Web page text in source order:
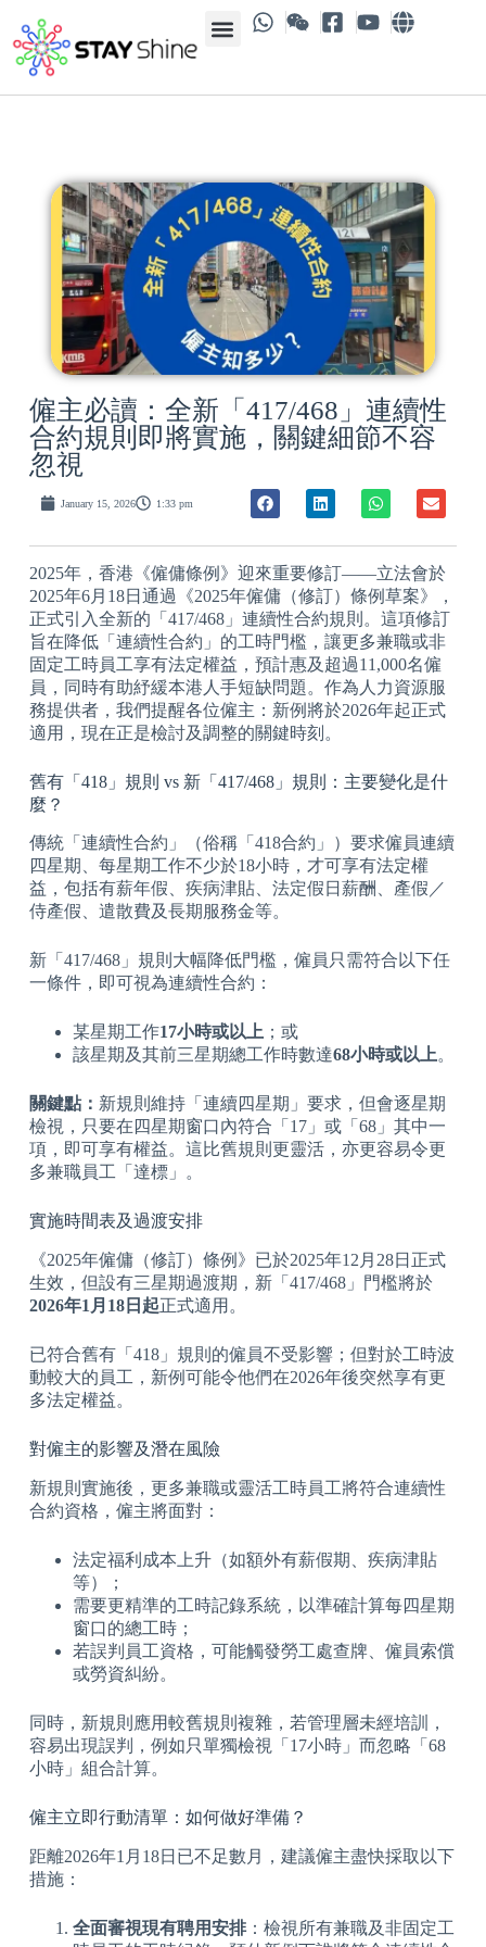
僱主必讀：全新「417/468」連續性
合約規則即將實施，關鍵細節不容
忽視
January 15, 2026 1:33 pm
2025年，香港《僱傭條例》迎來重要修訂——立法會於
2025年6月18日通過《2025年僱傭（修訂）條例草案》，
正式引入全新的「417/468」連續性合約規則。這項修訂
旨在降低「連續性合約」的工時門檻，讓更多兼職或非
固定工時員工享有法定權益，預計惠及超過11,000名僱
員，同時有助紓緩本港人手短缺問題。作為人力資源服
務提供者，我們提醒各位僱主：新例將於2026年起正式
適用，現在正是檢討及調整的關鍵時刻。
舊有「418」規則 vs 新「417/468」規則：主要變化是什
麼？
傳統「連續性合約」（俗稱「418合約」）要求僱員連續
四星期、每星期工作不少於18小時，才可享有法定權
益，包括有薪年假、疾病津貼、法定假日薪酬、產假／
侍產假、遣散費及長期服務金等。
新「417/468」規則大幅降低門檻，僱員只需符合以下任
一條件，即可視為連續性合約：
某星期工作17小時或以上；或
該星期及其前三星期總工作時數達68小時或以上。
關鍵點： 新規則維持「連續四星期」要求，但會逐星期
檢視，只要在四星期窗口內符合「17」或「68」其中一
項，即可享有權益。這比舊規則更靈活，亦更容易令更
多兼職員工「達標」。
實施時間表及過渡安排
《2025年僱傭（修訂）條例》已於2025年12月28日正式
生效，但設有三星期過渡期，新「417/468」門檻將於
2026年1月18日起正式適用。
已符合舊有「418」規則的僱員不受影響；但對於工時波
動較大的員工，新例可能令他們在2026年後突然享有更
多法定權益。
對僱主的影響及潛在風險
新規則實施後，更多兼職或靈活工時員工將符合連續性
合約資格，僱主將面對：
法定福利成本上升（如額外有薪假期、疾病津貼
等）；
需要更精準的工時記錄系統，以準確計算每四星期
窗口的總工時；
若誤判員工資格，可能觸發勞工處查牌、僱員索償
或勞資糾紛。
同時，新規則應用較舊規則複雜，若管理層未經培訓，
容易出現誤判，例如只單獨檢視「17小時」而忽略「68
小時」組合計算。
僱主立即行動清單：如何做好準備？
距離2026年1月18日已不足數月，建議僱主盡快採取以下
措施：
全面審視現有聘用安排：檢視所有兼職及非固定工